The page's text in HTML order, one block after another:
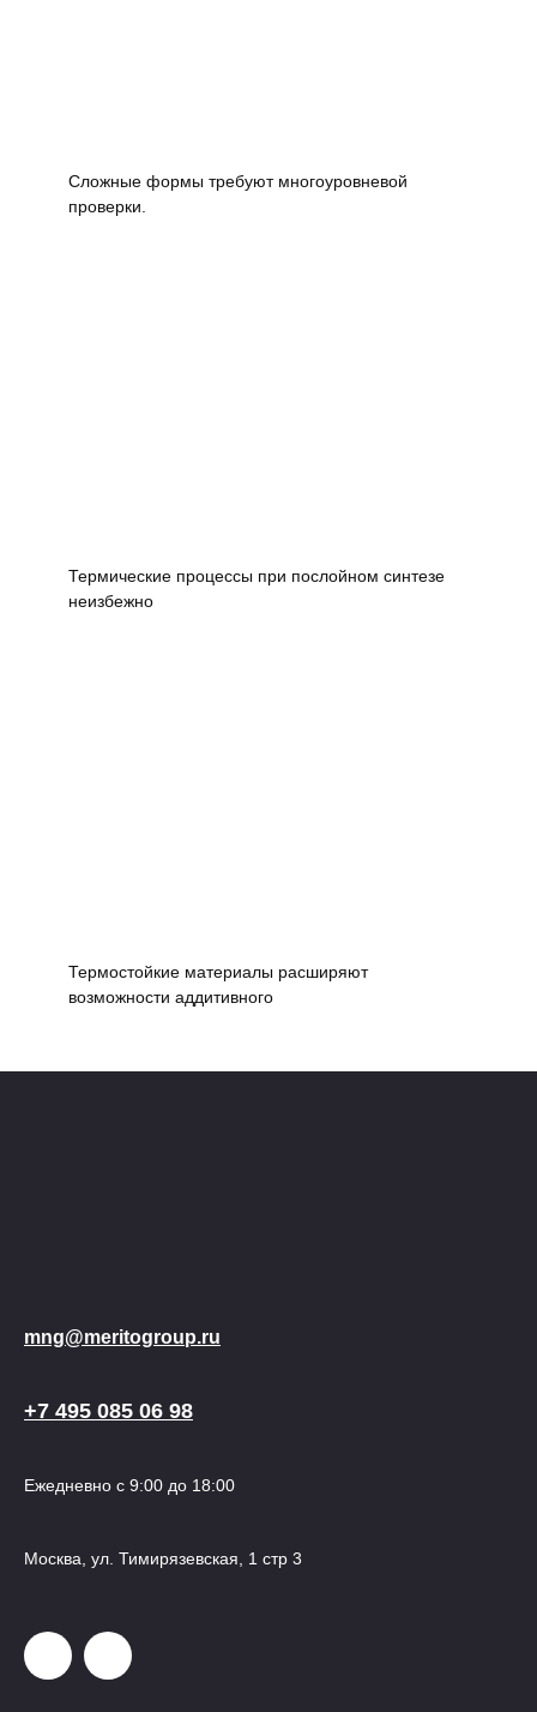
Сложные формы требуют многоуровневой
проверки.
Термические процессы при послойном синтезе
неизбежно
Термостойкие материалы расширяют
возможности аддитивного
mng@meritogroup.ru
+7 495 085 06 98
Ежедневно с 9:00 до 18:00
Москва, ул. Тимирязевская, 1 стр 3